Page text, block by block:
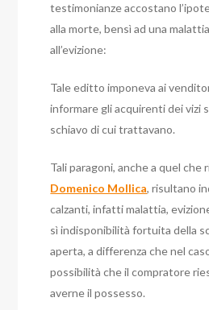
testimonianze accostano
alla morte, bensì ad una
all’evizione:
Tale editto imponeva ai
informare gli acquirenti dei vizi
schiavo di cui trattavano.
Tali paragoni, anche a quel che
Domenico Mollica, risultano
calzanti, infatti malattia,
sì indisponibilità fortuita della
aperta, a differenza che nel
possibilità che il compratore
averne il possesso.